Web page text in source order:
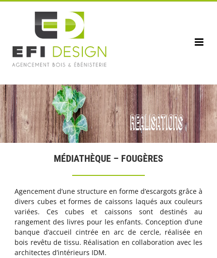
Passer
MÉDIATHÈQUE – FOUGÈRES
Agencement d’une structure en forme d’escargots grâce à
divers cubes et formes de caissons laqués aux couleurs
variées. Ces cubes et caissons sont destinés au
rangement des livres pour les enfants. Conception d’une
banque d’accueil cintrée en arc de cercle, réalisée en
bois revêtu de tissu. Réalisation en collaboration avec les
architectes d’intérieurs IDM.